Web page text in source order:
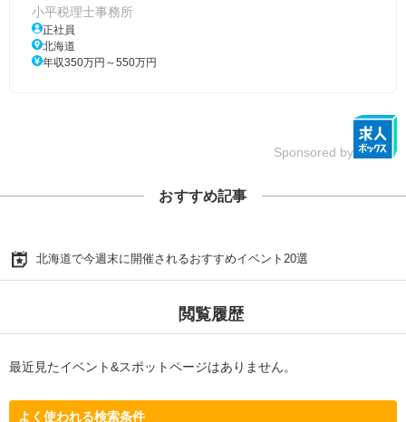
小平税理士事務所
正社員
北海道
年収350万円～550万円
Sponsored by
おすすめ記事
北海道で今週末に開催されるおすすめイベント20選
閲覧履歴
最近見たイベント&スポットページはありません。
よく使われる検索条件